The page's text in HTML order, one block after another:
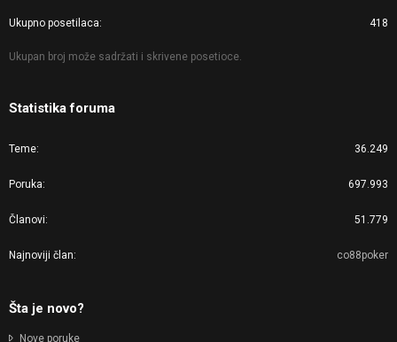
Ukupno posetilaca 418
Ukupan broj može sadržati i skrivene posetioce.
Statistika foruma
Teme 36.249
Poruka 697.993
Članovi 51.779
Najnoviji član co88poker
Šta je novo?
Nove poruke